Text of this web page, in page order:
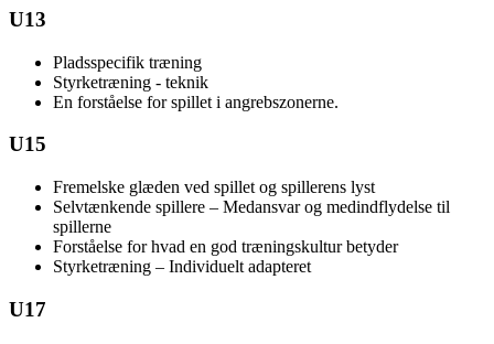
U13
Pladsspecifik træning
Styrketræning - teknik
En forståelse for spillet i angrebszonerne.
U15
Fremelske glæden ved spillet og spillerens lyst
Selvtænkende spillere – Medansvar og medindflydelse til
spillerne
Forståelse for hvad en god træningskultur betyder
Styrketræning – Individuelt adapteret
U17